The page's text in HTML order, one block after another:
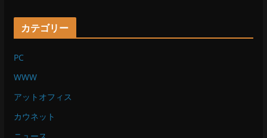
カテゴリー
PC
WWW
アットオフィス
カウネット